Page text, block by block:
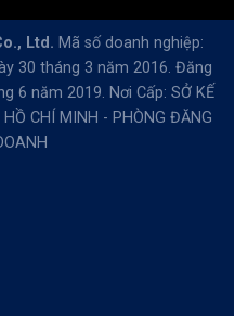
Ltd. Mã số doanh nghiệp:
30 tháng 3 năm 2016. Đăng
6 năm 2019. Nơi Cấp: SỞ KẾ
CHÍ MINH - PHÒNG ĐĂNG